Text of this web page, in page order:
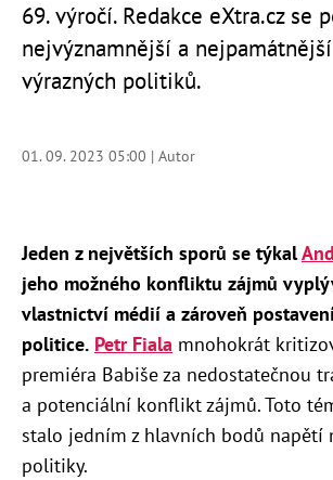
69. výročí. Redakce eXtra.cz se
nejvýznamnější a
výrazných politiků.
01. 09. 2023 05:00 | Autor
Jeden z největších sporů se týkal
jeho možného konfliktu zájmů
vlastnictví médií a zároveň
politice. Petr Fiala mnohokrát
premiéra Babiše za nedostatečnou
a potenciální konflikt zájmů. Toto
stalo jedním z hlavních bodů napětí
politiky.